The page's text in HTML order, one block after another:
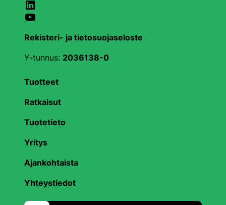
LinkedIn
YouTube
Rekisteri- ja tietosuojaseloste
Y-tunnus: 2036138-0
Tuotteet
Ratkaisut
Tuotetieto
Yritys
Ajankohtaista
Yhteystiedot